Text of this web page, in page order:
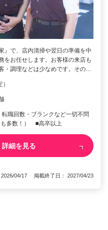
』で、店内清掃や翌日の準備を中
をお任せします。お客様の来店も
・調理などは少なめです。その…
職回数・ブランクなど一切不問
も多数！） ■高卒以上
詳細を見る
2026/04/17 掲載終了日： 2027/04/23